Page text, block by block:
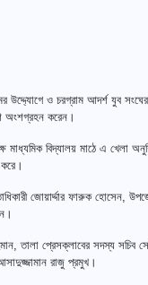
উদ্দ্যোগে ও চরগ্রাম আদর্শ যুব
অংশগ্রহন করেন।
মাধ্যমিক বিদ্যালয় মাঠে এ খেলা
জোয়ার্দ্দার ফারুক হোসেন,
তালা প্রেসক্লাবের সদস্য
রাজু প্রমুখ।